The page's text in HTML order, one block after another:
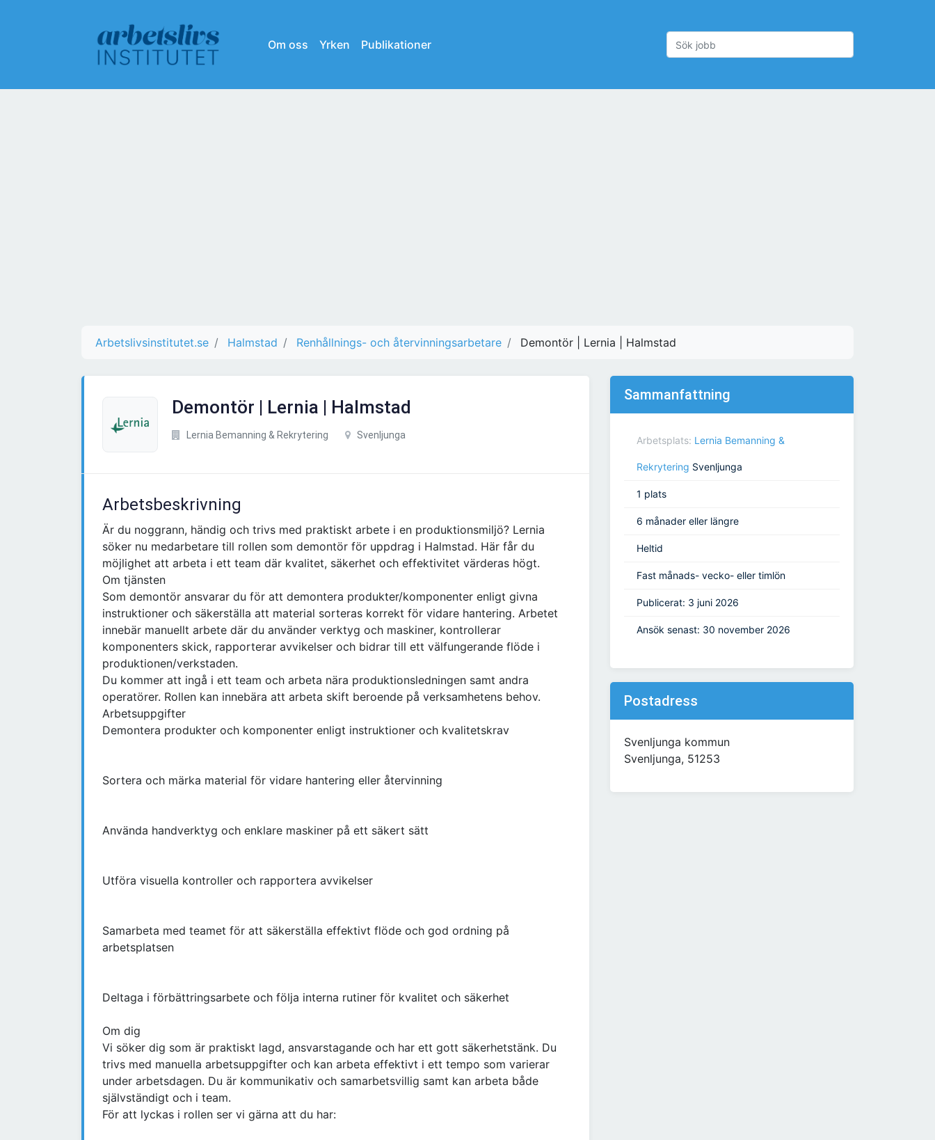
Om oss Yrken Publikationer
Arbetslivsinstitutet.se Halmstad Renhållnings- och återvinningsarbetare Demontör | Lernia | Halmstad
Demontör | Lernia | Halmstad
Lernia Bemanning & Rekrytering Svenljunga
Arbetsbeskrivning
Är du noggrann, händig och trivs med praktiskt arbete i en produktionsmiljö? Lernia
söker nu medarbetare till rollen som demontör för uppdrag i Halmstad. Här får du
möjlighet att arbeta i ett team där kvalitet, säkerhet och effektivitet värderas högt.
Om tjänsten
Som demontör ansvarar du för att demontera produkter/komponenter enligt givna
instruktioner och säkerställa att material sorteras korrekt för vidare hantering. Arbetet
innebär manuellt arbete där du använder verktyg och maskiner, kontrollerar
komponenters skick, rapporterar avvikelser och bidrar till ett välfungerande flöde i
produktionen/verkstaden.
Du kommer att ingå i ett team och arbeta nära produktionsledningen samt andra
operatörer. Rollen kan innebära att arbeta skift beroende på verksamhetens behov.
Arbetsuppgifter
Demontera produkter och komponenter enligt instruktioner och kvalitetskrav
Sortera och märka material för vidare hantering eller återvinning
Använda handverktyg och enklare maskiner på ett säkert sätt
Utföra visuella kontroller och rapportera avvikelser
Samarbeta med teamet för att säkerställa effektivt flöde och god ordning på
arbetsplatsen
Deltaga i förbättringsarbete och följa interna rutiner för kvalitet och säkerhet
Om dig
Vi söker dig som är praktiskt lagd, ansvarstagande och har ett gott säkerhetstänk. Du
trivs med manuella arbetsuppgifter och kan arbeta effektivt i ett tempo som varierar
under arbetsdagen. Du är kommunikativ och samarbetsvillig samt kan arbeta både
självständigt och i team.
För att lyckas i rollen ser vi gärna att du har:
Sammanfattning
Arbetsplats: Lernia Bemanning &
Rekrytering Svenljunga
1 plats
6 månader eller längre
Heltid
Fast månads- vecko- eller timlön
Publicerat: 3 juni 2026
Ansök senast: 30 november 2026
Postadress
Svenljunga kommun
Svenljunga, 51253